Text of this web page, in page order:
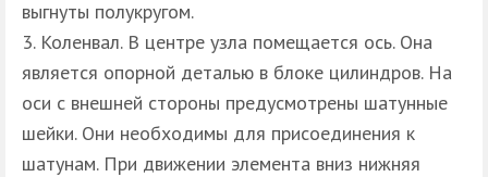
выгнуты полукругом.
Коленвал. В центре узла помещается ось. Она
является опорной деталью в блоке цилиндров. На
оси с внешней стороны предусмотрены шатунные
шейки. Они необходимы для присоединения к
шатунам. При движении элемента вниз нижняя